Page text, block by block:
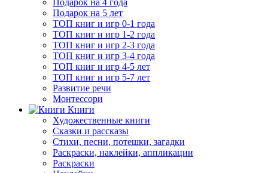
Подарок на 4 года
Подарок на 5 лет
ТОП книг и игр 0-1 года
ТОП книг и игр 1-2 года
ТОП книг и игр 2-3 года
ТОП книг и игр 3-4 года
ТОП книг и игр 4-5 лет
ТОП книг и игр 5-7 лет
Развитие речи
Монтессори
Книги
Художественные книги
Сказки и рассказы
Стихи, песни, потешки, загадки
Раскраски, наклейки, аппликации
Раскраски